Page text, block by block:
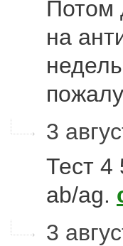
Потом
на
3
Тест 4
ab/ag.
3